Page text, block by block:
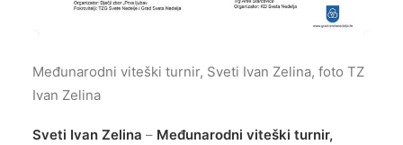
Međunarodni viteški turnir, Sveti Ivan Zelina, foto TZ
Ivan Zelina
Sveti Ivan Zelina – Međunarodni viteški turnir,